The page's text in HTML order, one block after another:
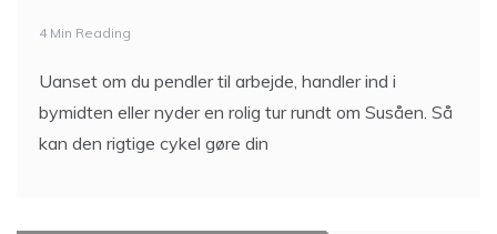
4 Min Reading
Uanset om du pendler til arbejde, handler ind i
bymidten eller nyder en rolig tur rundt om Susåen. Så
kan den rigtige cykel gøre din